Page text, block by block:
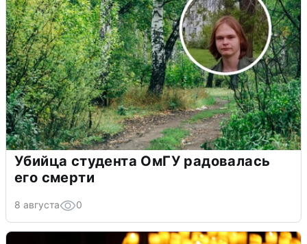
Убийца студента ОмГУ радовалась
его смерти
8 августа 0